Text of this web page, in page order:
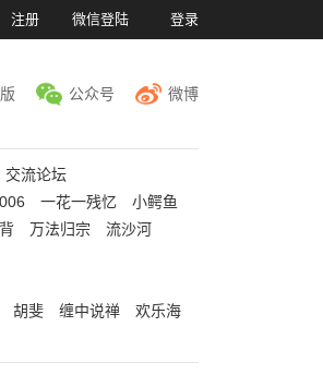
注册 微信登陆 登录
公众号 微博
交流论坛
一花一残忆
小鳄鱼
万法归宗
流沙河
胡斐 缠中说禅
欢乐海